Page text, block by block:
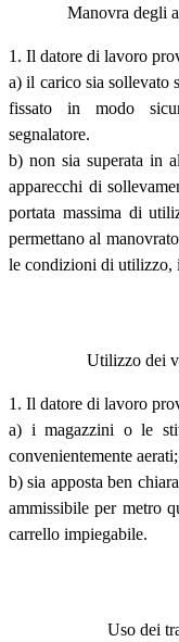
Manovra degli
1. Il datore di lavoro
a) il carico sia sollevato
fissato in modo
segnalatore.
b) non sia superata in
apparecchi di
portata massima di
permettano al
le condizioni di utilizzo,
Utilizzo dei
1. Il datore di lavoro
a) i magazzini o le
convenientemente aerati;
b) sia apposta ben
ammissibile per metro
carrello impiegabile.
Uso dei